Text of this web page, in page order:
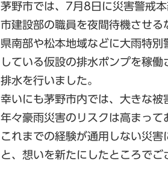
茅野市では、7月8日に災害警戒
市建設部の職員を夜間待機させる
県南部や松本地域などに大雨特
している仮設の排水ポンプを稼
排水を行いました。
幸いにも茅野市内では、大きな被
年々豪雨災害のリスクは高まって
これまでの経験が通用しない災
と、想いを新たにしたところでご